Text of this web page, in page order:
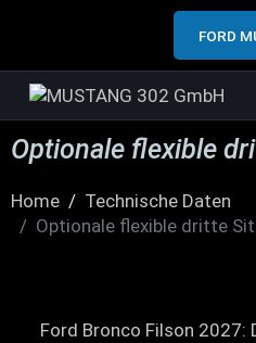
FORD
Optionale flexible
Home
Technische Daten
Optionale flexible dritte
Ford Bronco Filson 2027: